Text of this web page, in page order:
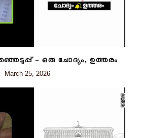
– ഒരു ചോദ്യം, ഉത്തരം
March 25, 2026